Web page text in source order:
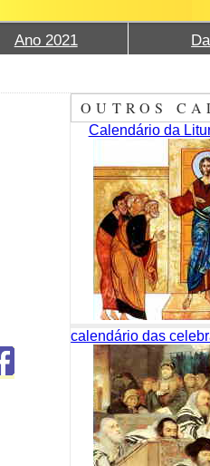
Ano 2021
OUTROS
Calendário da
calendário das